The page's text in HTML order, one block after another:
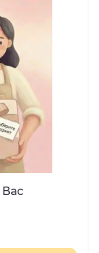
Вас